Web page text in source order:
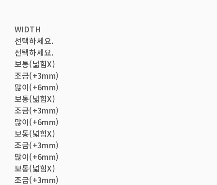
WIDTH
선택하세요.
선택하세요.
보통(넓힘X)
조금(+3mm)
많이(+6mm)
보통(넓힘X)
조금(+3mm)
많이(+6mm)
보통(넓힘X)
조금(+3mm)
많이(+6mm)
보통(넓힘X)
조금(+3mm)